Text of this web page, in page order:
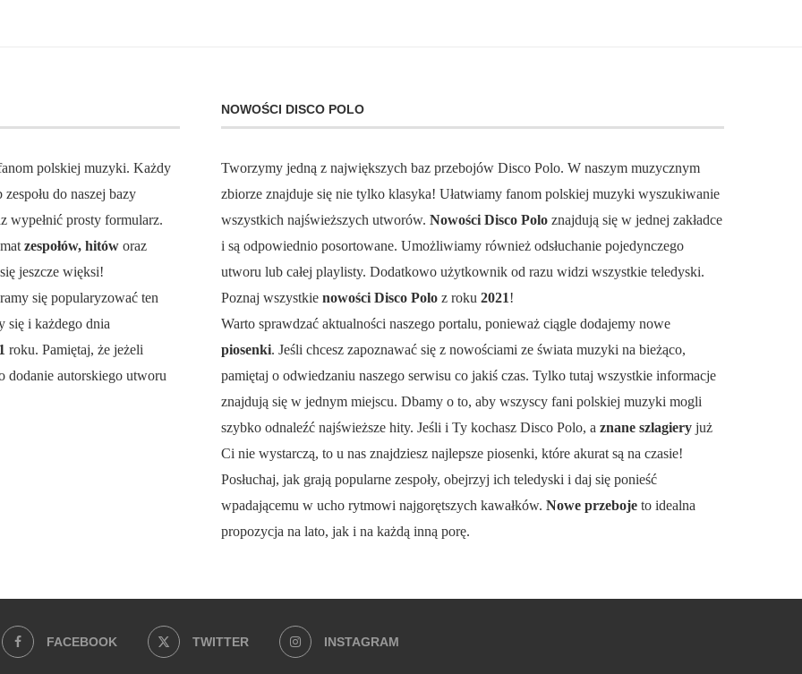
polskiej muzyki. Każdy
do naszej bazy
wypełnić prosty formularz.
zespołów, hitów oraz
jeszcze więksi!
się popularyzować ten
się i każdego dnia
roku. Pamiętaj, że jeżeli
dodanie autorskiego utworu
NOWOŚCI DISCO POLO
Tworzymy jedną z największych baz przebojów Disco Polo. W naszym muzycznym
zbiorze znajduje się nie tylko klasyka! Ułatwiamy fanom polskiej muzyki wyszukiwanie
wszystkich najświeższych utworów.Nowości Disco Polo znajdują się w jednej zakładce
i są odpowiednio posortowane. Umożliwiamy również odsłuchanie pojedynczego
utworu lub całej playlisty. Dodatkowo użytkownik od razu widzi wszystkie teledyski.
Poznaj wszystkienowości Disco Polo z roku2021!
Warto sprawdzać aktualności naszego portalu, ponieważ ciągle dodajemy nowe
piosenki. Jeśli chcesz zapoznawać się z nowościami ze świata muzyki na bieżąco,
pamiętaj o odwiedzaniu naszego serwisu co jakiś czas. Tylko tutaj wszystkie informacje
znajdują się w jednym miejscu. Dbamy o to, aby wszyscy fani polskiej muzyki mogli
szybko odnaleźć najświeższe hity. Jeśli i Ty kochasz Disco Polo, aznane szlagiery już
Ci nie wystarczą, to u nas znajdziesz najlepsze piosenki, które akurat są na czasie!
Posłuchaj, jak grają popularne zespoły, obejrzyj ich teledyski i daj się ponieść
wpadającemu w ucho rytmowi najgorętszych kawałków.Nowe przeboje to idealna
propozycja na lato, jak i na każdą inną porę.
FACEBOOK TWITTER INSTAGRAM